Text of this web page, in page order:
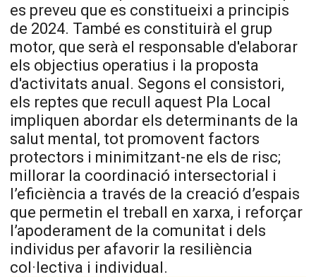
es preveu que es constitueixi a principis
de 2024. També es constituirà el grup
motor, que serà el responsable d'elaborar
els objectius operatius i la proposta
d'activitats anual. Segons el consistori,
els reptes que recull aquest Pla Local
impliquen abordar els determinants de la
salut mental, tot promovent factors
protectors i minimitzant-ne els de risc;
millorar la coordinació intersectorial i
l’eficiència a través de la creació d’espais
que permetin el treball en xarxa, i reforçar
l’apoderament de la comunitat i dels
individus per afavorir la resiliència
col·lectiva i individual.